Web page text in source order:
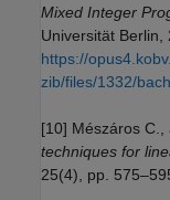
Mixed Integer
Universität Berlin,
https://
zib/files/1332/
[10] Mészáros
techniques for
25(4), pp.